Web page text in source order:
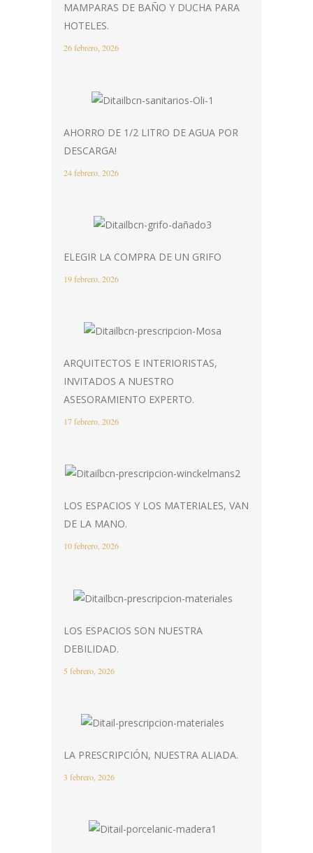
MAMPARAS DE BAÑO Y DUCHA PARA
HOTELES.
26 febrero, 2026
AHORRO DE 1/2 LITRO DE AGUA POR
DESCARGA!
24 febrero, 2026
ELEGIR LA COMPRA DE UN GRIFO
19 febrero, 2026
ARQUITECTOS E INTERIORISTAS,
INVITADOS A NUESTRO
ASESORAMIENTO EXPERTO.
17 febrero, 2026
LOS ESPACIOS Y LOS MATERIALES, VAN
DE LA MANO.
10 febrero, 2026
LOS ESPACIOS SON NUESTRA
DEBILIDAD.
5 febrero, 2026
LA PRESCRIPCIÓN, NUESTRA ALIADA.
3 febrero, 2026